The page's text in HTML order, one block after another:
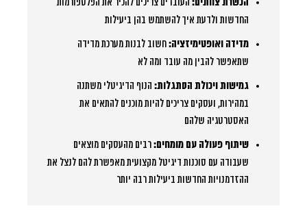
הכשרת צוותים: העובדים צריכים להכיר את הפלטפורמות
החדשות ולדעת איך להשתמש בהן ביעילות
מדידה ואופטימיזציה:חשוב לבנות מערכת מדידה
שתאפשר להבין מה עובד ומה לא
גמישות ויכולת הסתגלות: הנוף הדיגיטלי משתנה
במהירות, ועסקים צריכים להיות מוכנים להתאים את
האסטרטגיה שלהם
שיתוף פעולה עם מומחים:רבים מהעסקים מוצאים
שעבודה עם סוכנות דיגיטל מקצועית מאפשרת להם לנצל את
ההזדמנויות החדשות ביעילות רבה יותר